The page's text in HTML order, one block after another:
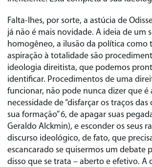
Falta‑lhes, por sorte, a astúcia de
já não é mais novidade. A ideia de um
homogêneo, a ilusão da política como
aspiração à totalidade são
ideologia direitista, que podemos
identificar. Procedimentos de uma
funcionar, não pode nunca dizer que é
necessidade de “disfarçar os traços
sua formação” 6, de apagar suas
Geraldo Alckmin), e esconder os seus
discurso ideológico, de fato, que
escancarado se quisermos um debate
disso que se trata – aberto e efetivo. A